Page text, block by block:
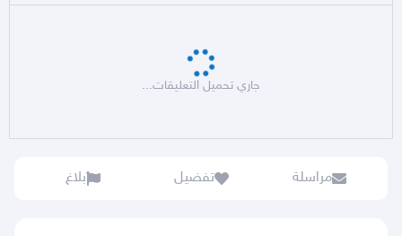
جاري تحميل التعليقات...
مراسلة تفضيل بلاغ